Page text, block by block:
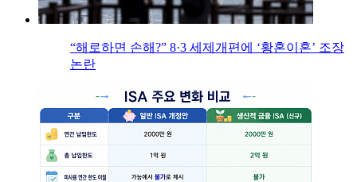
“해로하면 손해?” 8·3 세제개편에 ‘황혼이혼’ 조장
논란